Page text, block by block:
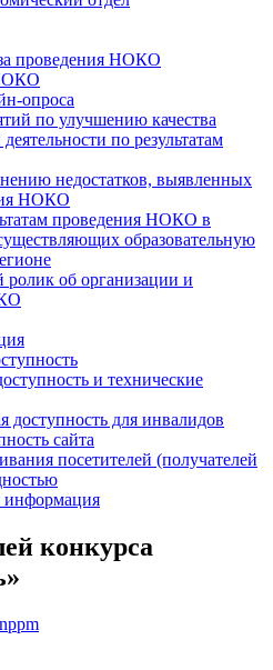
проведения НОКО
опроса
по улучшению качества
по результатам
недостатков, выявленных
НОКО
проведения НОКО в
образовательную
об организации и
и технические
для инвалидов
сайта
посетителей (получателей
информация
конкурса